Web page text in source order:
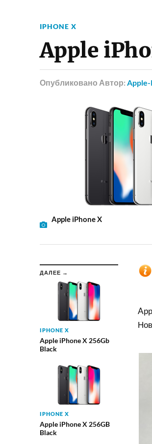
IPHONE X
Apple
Опубликовано Автор: Apple-
Apple iPhone X
ДАЛЕЕ →
IPHONE X
Apple iPhone X 256Gb
Black
IPHONE X
Apple iPhone X 256GB
Black